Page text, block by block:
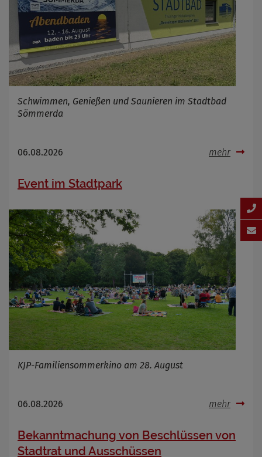
Schwimmen, Genießen und Saunieren im Stadtbad
Sömmerda
06.08.2026 mehr
Event im Stadtpark
KJP-Familiensommerkino am 28. August
06.08.2026 mehr
Bekanntmachung von Beschlüssen von
Stadtrat und Ausschüssen